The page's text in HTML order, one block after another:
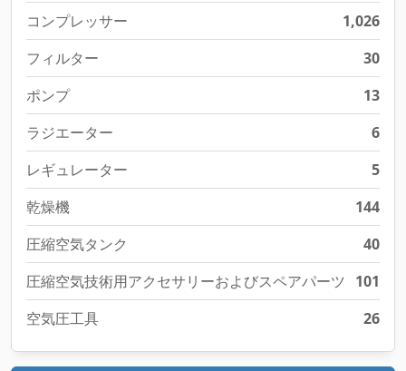
コンプレッサー
1,026
フィルター
30
ポンプ
13
ラジエーター
6
レギュレーター
5
乾燥機
144
圧縮空気タンク
40
圧縮空気技術用アクセサリーおよびスペアパーツ
101
空気圧工具
26